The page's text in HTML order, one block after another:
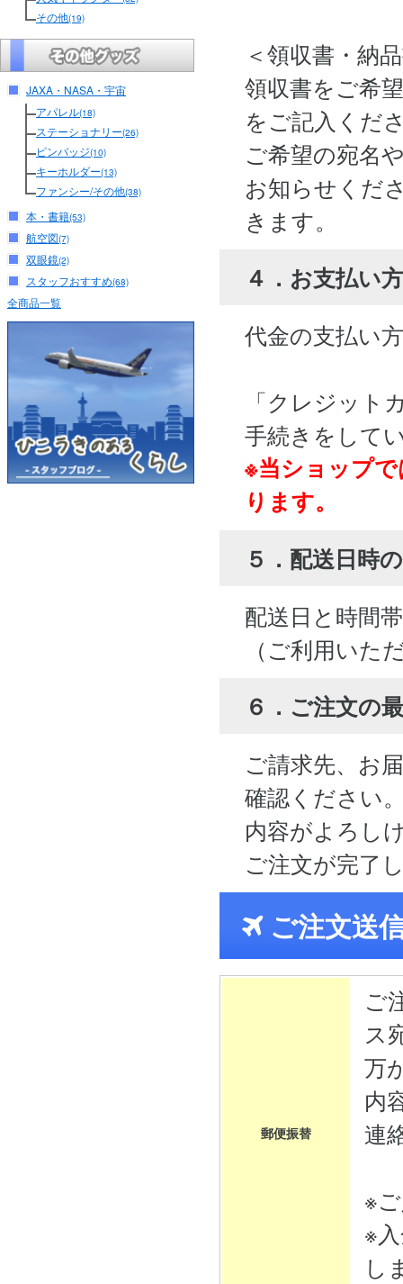
その他(19)
JAXA・NASA・宇宙
アパレル(18)
ステーショナリー(26)
ピンバッジ(10)
キーホルダー(13)
ファンシー/その他(38)
本・書籍(53)
航空図(7)
双眼鏡(2)
スタッフおすすめ(68)
全商品一覧
＜領収書・納
領収書をご希
をご記入くだ
ご希望の宛名
お知らせくだ
きます。
４．お支払い
代金の支払い
「クレジット
手続きをして
※当ショップ
ります。
５．配送日時
配送日と時間
（ご利用いた
６．ご注文の
ご請求先、お
確認ください
内容がよろし
ご注文が完了
ご注文送
郵便振替
ご
ス
万
内
連
※
※
し